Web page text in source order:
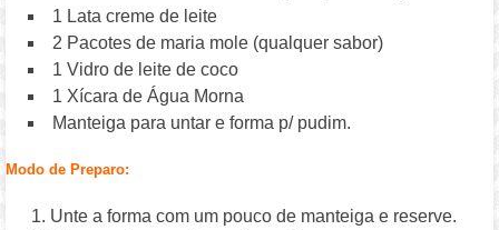
1 Lata creme de leite
2 Pacotes de maria mole (qualquer sabor)
1 Vidro de leite de coco
1 Xícara de Água Morna
Manteiga para untar e forma p/ pudim.
Modo de Preparo:
Unte a forma com um pouco de manteiga e reserve.